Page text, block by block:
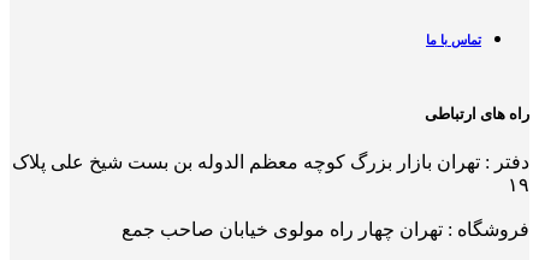
تماس با ما
راه های ارتباطی
دفتر : تهران بازار بزرگ کوچه معظم الدوله بن بست شیخ علی پلاک
۱۹
فروشگاه : تهران چهار راه مولوی خیابان صاحب جمع